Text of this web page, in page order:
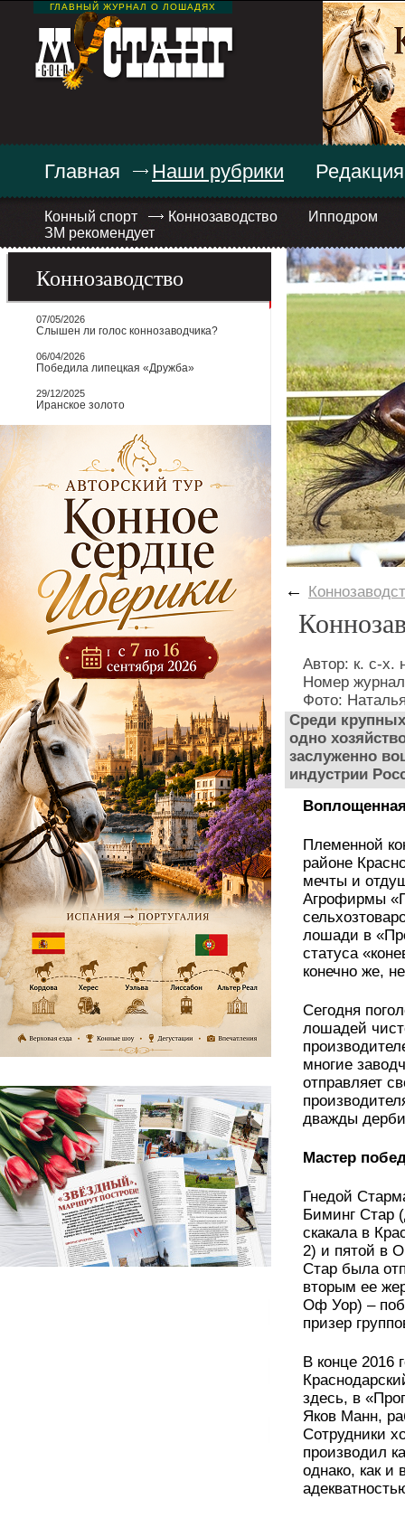
ГЛАВНЫЙ ЖУРНАЛ О ЛОШАДЯХ
Главная Наши рубрики
Конный спорт Коннозаводство
Ипподром
ЗМ рекомендует
Редакция
Коннозаводство
07/05/2026
Слышен ли голос коннозаводчика?
06/04/2026
Победила липецкая «Дружба»
29/12/2025
Иранское золото
←
Автор: к. с-
Номер
Фото:
Среди
одно
заслуженно
индустрии
Племенной
районе
мечты и
Агрофирмы
лошади в
статуса
конечно же,
Сегодня
лошадей
многие
отправляет
дважды
Мастер
Гнедой
Биминг Стар
скакала в
2) и пятой в
Стар была
вторым ее
Оф Уор) –
призер
В конце 2016
здесь, в
Яков Манн,
Сотрудники
производил
однако, как и